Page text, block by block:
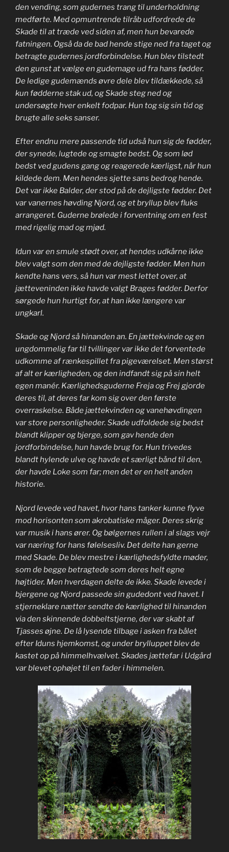
den vending, som gudernes trang til underholdning
medførte. Med opmuntrende tilråb udfordrede de
Skade til at træde ved siden af, men hun bevarede
fatningen. Også da de bad hende stige ned fra taget og
betragte gudernes jordforbindelse. Hun blev tilstedt
den gunst at vælge en gudemage ud fra hans fødder.
De ledige gudemænds øvre dele blev tildækkede, så
kun fødderne stak ud, og Skade steg ned og
undersøgte hver enkelt fodpar. Hun tog sig sin tid og
brugte alle seks sanser.
Efter endnu mere passende tid udså hun sig de fødder,
der synede, lugtede og smagte bedst. Og som lød
bedst ved gudens gang og reagerede kærligst, når hun
kildede dem. Men hendes sjette sans bedrog hende.
Det var ikke Balder, der stod på de dejligste fødder. Det
var vanernes høvding Njord, og et bryllup blev fluks
arrangeret. Guderne brølede i forventning om en fest
med rigelig mad og mjød.
Idun var en smule stødt over, at hendes udkårne ikke
blev valgt som den med de dejligste fødder. Men hun
kendte hans vers, så hun var mest lettet over, at
jætteveninden ikke havde valgt Brages fødder. Derfor
sørgede hun hurtigt for, at han ikke længere var
ungkarl.
Skade og Njord så hinanden an. En jættekvinde og en
ungdommelig far til tvillinger var ikke det forventede
udkomme af rænkespillet fra pigeværelset. Men størst
af alt er kærligheden, og den indfandt sig på sin helt
egen manér. Kærlighedsguderne Freja og Frej gjorde
deres til, at deres far kom sig over den første
overraskelse. Både jættekvinden og vanehøvdingen
var store personligheder. Skade udfoldede sig bedst
blandt klipper og bjerge, som gav hende den
jordforbindelse, hun havde brug for. Hun trivedes
blandt hylende ulve og havde et særligt bånd til den,
der havde Loke som far; men det er en helt anden
historie.
Njord levede ved havet, hvor hans tanker kunne flyve
mod horisonten som akrobatiske måger. Deres skrig
var musik i hans ører. Og bølgernes rullen i al slags vejr
var næring for hans følelsesliv. Det delte han gerne
med Skade. De blev mestre i kærlighedsfyldte møder,
som de begge betragtede som deres helt egne
højtider. Men hverdagen delte de ikke. Skade levede i
bjergene og Njord passede sin gudedont ved havet. I
stjerneklare nætter sendte de kærlighed til hinanden
via den skinnende dobbeltstjerne, der var skabt af
Tjasses øjne. De lå lysende tilbage i asken fra bålet
efter Iduns hjemkomst, og under brylluppet blev de
kastet op på himmelhvælvet. Skades jættefar i Udgård
var blevet ophøjet til en fader i himmelen.